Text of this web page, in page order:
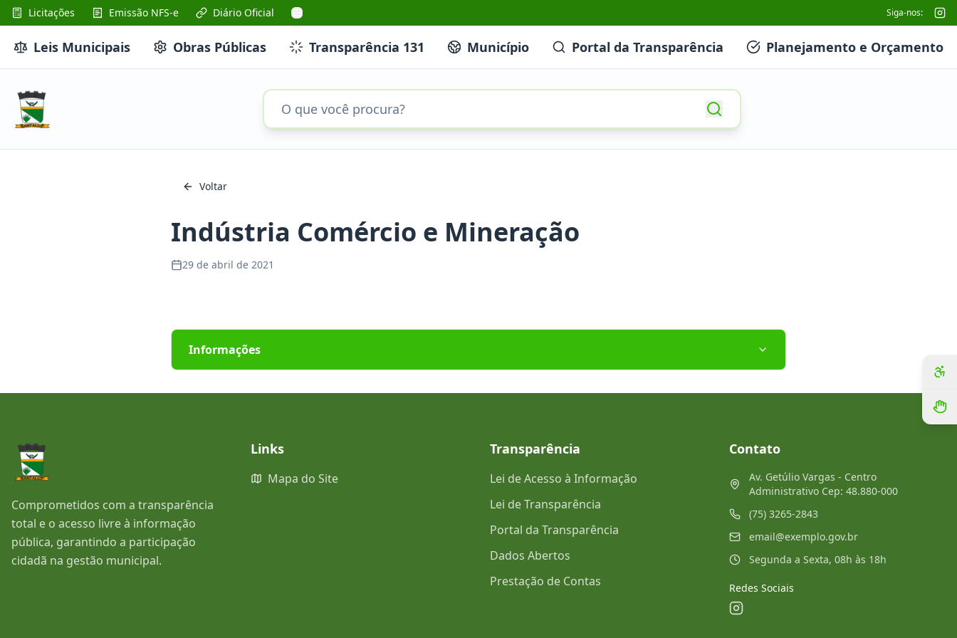
Licitações Emissão NFS-e Diário Oficial Siga-nos:
Leis Municipais Obras Públicas Transparência 131 Município Portal da Transparência Planejamento e Orçamento
Voltar
Indústria Comércio e Mineração
29 de abril de 2021
Informações
Comprometidos com a transparência
total e o acesso livre à informação
pública, garantindo a participação
cidadã na gestão municipal.
Links
Mapa do Site
Transparência
Lei de Acesso à Informação
Lei de Transparência
Portal da Transparência
Dados Abertos
Prestação de Contas
Contato
Av. Getúlio Vargas - Centro
Administrativo Cep: 48.880-000
(75) 3265-2843
email@exemplo.gov.br
Segunda a Sexta, 08h às 18h
Redes Sociais